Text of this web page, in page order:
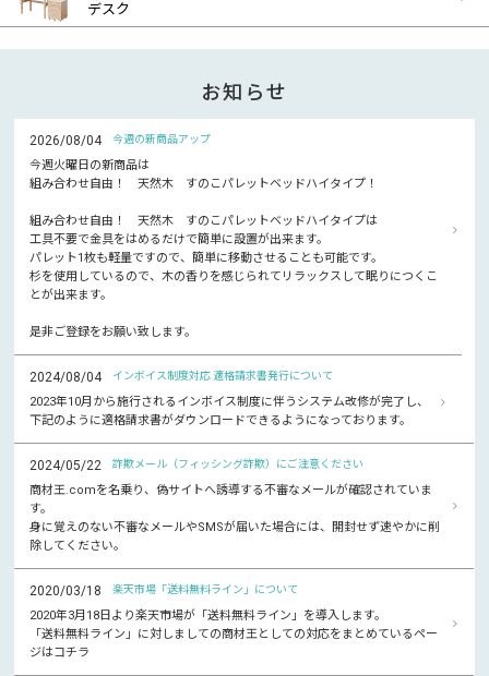
デスク
お知らせ
2026/08/04 今週の新商品アップ
今週火曜日の新商品は
組み合わせ自由！ 天然木 すのこパレットベッドハイタイプ！
組み合わせ自由！ 天然木 すのこパレットベッドハイタイプは
工具不要で金具をはめるだけで簡単に設置が出来ます。
パレット1枚も軽量ですので、簡単に移動させることも可能です。
杉を使用しているので、木の香りを感じられてリラックスして眠りにつくこ
とが出来ます。
是非ご登録をお願い致します。
2024/08/04 インボイス制度対応 適格請求書発行について
2023年10月から施行されるインボイス制度に伴うシステム改修が完了し、
下記のように適格請求書がダウンロードできるようになっております。
2024/05/22 詐欺メール（フィッシング詐欺）にご注意ください
商材王.comを名乗り、偽サイトへ誘導する不審なメールが確認されていま
す。
身に覚えのない不審なメールやSMSが届いた場合には、開封せず速やかに削
除してください。
2020/03/18 楽天市場「送料無料ライン」について
2020年3月18日より楽天市場が「送料無料ライン」を導入します。
「送料無料ライン」に対しましての商材王としての対応をまとめているペー
ジはコチラ